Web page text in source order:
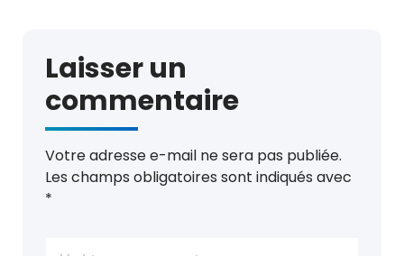
Laisser un
commentaire
Votre adresse e-mail ne sera pas publiée.
Les champs obligatoires sont indiqués avec
*